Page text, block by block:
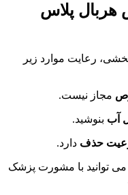
پلاس
رعایت موارد زیر
مجاز نیست.
آب بنوشید.
حذف دارد.
می توانید با مشورت پزشک